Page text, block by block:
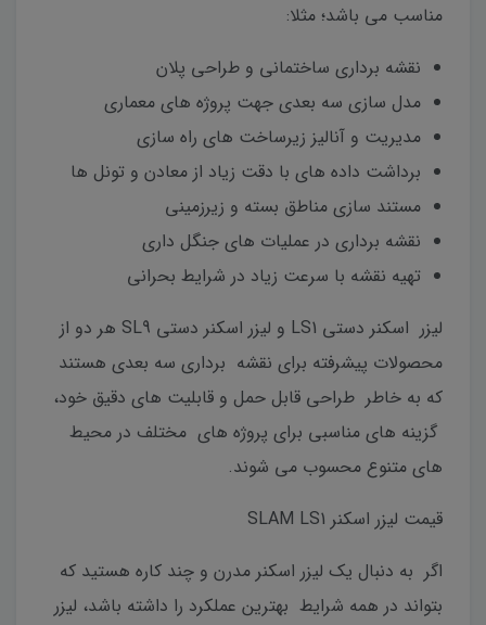
مناسب می باشد؛ مثلا:
نقشه برداری ساختمانی و طراحی پلان
مدل سازی سه بعدی جهت پروژه های معماری
مدیریت و آنالیز زیرساخت های راه سازی
برداشت داده های با دقت زیاد از معادن و تونل ها
مستند سازی مناطق بسته و زیرزمینی
نقشه برداری در عملیات های جنگل داری
تهیه نقشه با سرعت زیاد در شرایط بحرانی
لیزر اسکنر دستی LS1 و لیزر اسکنر دستی SL9 هر دو از
محصولات پیشرفته برای نقشه برداری سه بعدی هستند
که به خاطر طراحی قابل حمل و قابلیت های دقیق خود،
گزینه های مناسبی برای پروژه های مختلف در محیط
های متنوع محسوب می شوند.
قیمت لیزر اسکنر SLAM LS1
اگر به دنبال یک لیزر اسکنر مدرن و چند کاره هستید که
بتواند در همه شرایط بهترین عملکرد را داشته باشد، لیزر